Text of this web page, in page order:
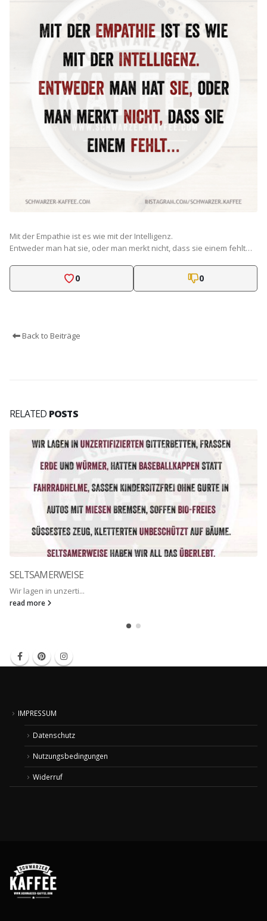
Mit der Empathie ist es wie mit der Intelligenz.
Entweder man hat sie, oder man merkt nicht, dass sie einem fehlt…
0 0
Back to Beiträge
RELATED POSTS
SELTSAMERWEISE
Wir lagen in unzerti...
read more
IMPRESSUM
Datenschutz
Nutzungsbedingungen
Widerruf